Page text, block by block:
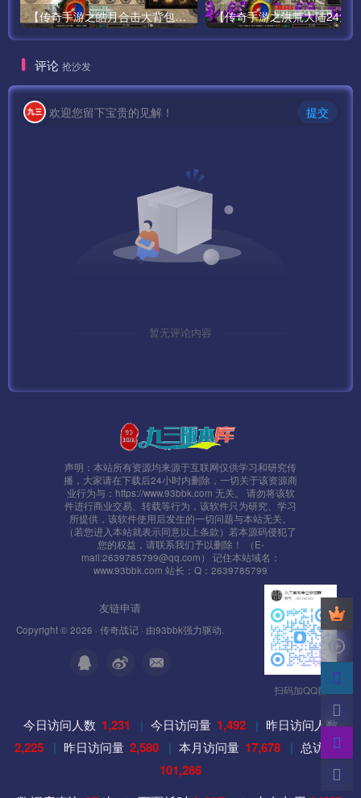
本站大部分下载资源收集于网络，只做学习和交流使用，版
权归原作者所有，若为付费资源，请在下载后24小时之内自
觉删除，若作商业用途，请到原网站购买，由于未及时购买
和付费发生的侵权行为，与本站无关。本站发布的内容若侵
【传奇手游之皓月合击大背包-[白猪3.0]-免授权版】经典三职业复古特色战神引擎传奇手游-最新打包Win服务端源码视频架设教程-新版GM多功能网页授权物品后台-GM直冲网页后台-苹果IOS安卓双端版本！
评论 抢沙发
欢迎您留下宝贵的见解！ 提交
暂无评论内容
声明：本站所有资源均来源于互联网仅供学习和研究传
播，大家请在下载后24小时内删除，一切关于该资源商
业行为与：https://www.93bbk.com 无关。 请勿将该软
件进行商业交易、转载等行为，该软件只为研究、学习
所提供，该软件使用后发生的一切问题与本站无关。
（若您进入本站就表示同意以上条款）若本源码侵犯了
您的权益，请联系我们予以删除！ （E-
mail:2639785799@qq.com） 记住本站域名：
www.93bbk.com 站长：Q：2639785799
友链申请
Copyright © 2026 · 传奇战记 · 由93bbk强力驱动.
扫码加QQ群
今日访问人数 1,231 | 今日访问量 1,492 | 昨日访问人数
2,225 | 昨日访问量 2,580 | 本月访问量 17,678 | 总访问量
101,286